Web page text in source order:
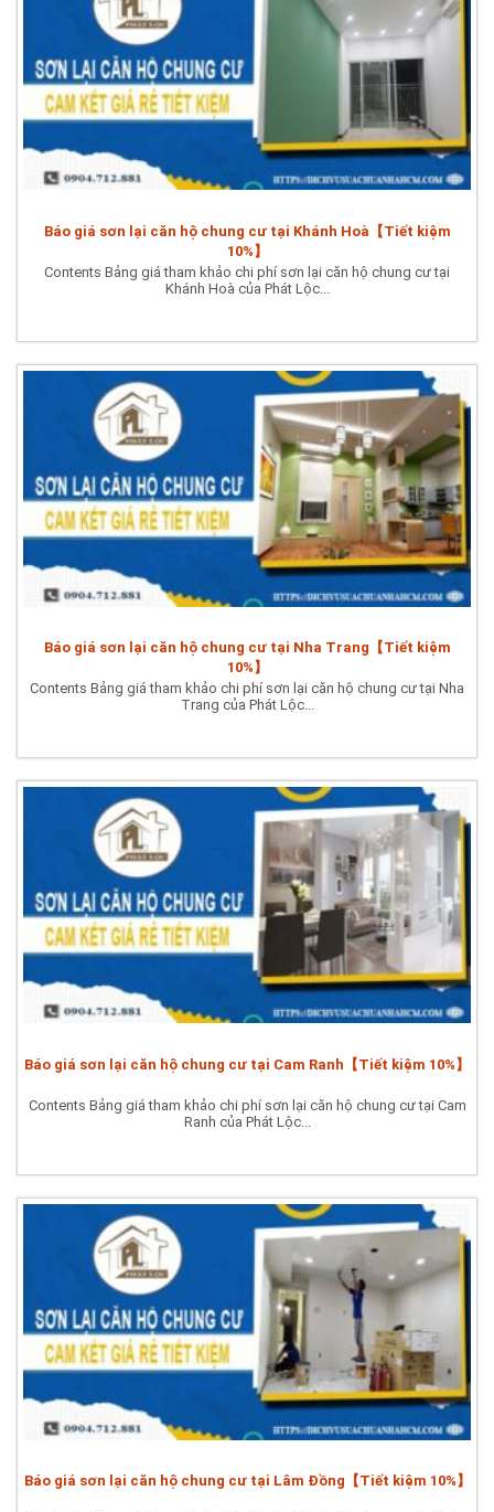
Báo giá sơn lại căn hộ chung cư tại Khánh Hoà【Tiết kiệm
10%】
Contents Bảng giá tham khảo chi phí sơn lại căn hộ chung cư tại
Khánh Hoà của Phát Lộc...
Báo giá sơn lại căn hộ chung cư tại Nha Trang【Tiết kiệm
10%】
Contents Bảng giá tham khảo chi phí sơn lại căn hộ chung cư tại Nha
Trang của Phát Lộc...
Báo giá sơn lại căn hộ chung cư tại Cam Ranh【Tiết kiệm 10%】
Contents Bảng giá tham khảo chi phí sơn lại căn hộ chung cư tại Cam
Ranh của Phát Lộc...
Báo giá sơn lại căn hộ chung cư tại Lâm Đồng【Tiết kiệm 10%】